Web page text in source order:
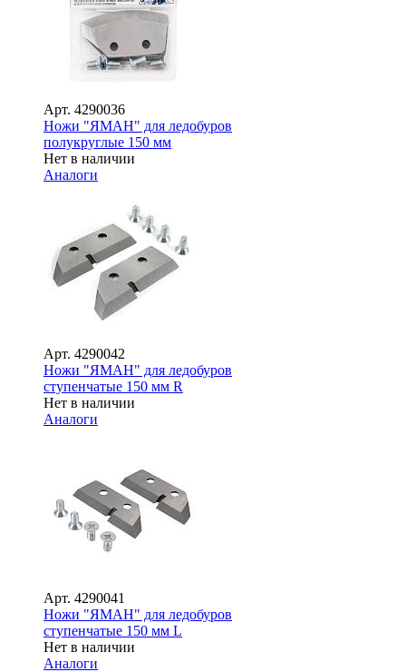
Арт. 4290036
Ножи "ЯМАН" для ледобуров
полукруглые 150 мм
Нет в наличии
Аналоги
Арт. 4290042
Ножи "ЯМАН" для ледобуров
ступенчатые 150 мм R
Нет в наличии
Аналоги
Арт. 4290041
Ножи "ЯМАН" для ледобуров
ступенчатые 150 мм L
Нет в наличии
Аналоги